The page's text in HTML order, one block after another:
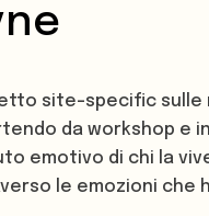
site-specific sulle
da workshop e
emotivo di chi la
le emozioni che